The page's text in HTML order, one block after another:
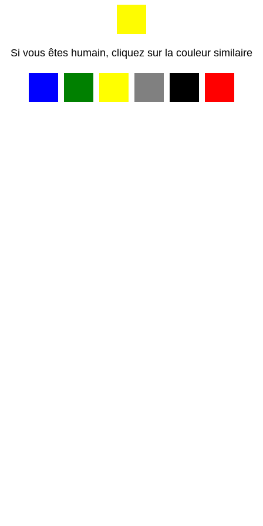
Si vous êtes humain, cliquez sur la couleur similaire